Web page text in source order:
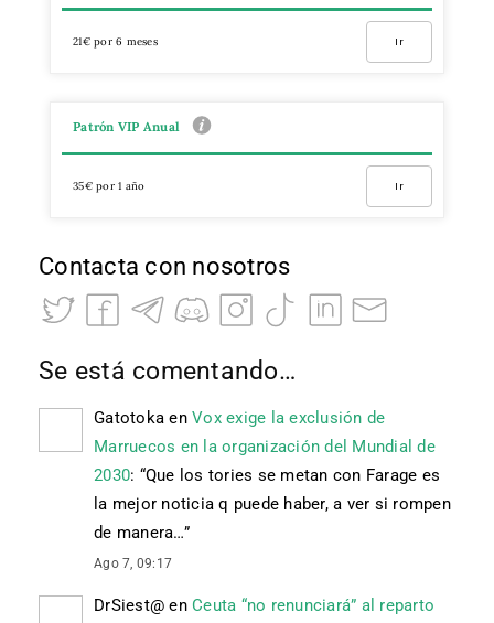
21€ por 6 meses Ir
Patrón VIP Anual
35€ por 1 año Ir
Contacta con nosotros
Se está comentando…
Gatotoka en Vox exige la exclusión de
Marruecos en la organización del Mundial de
2030: “Que los tories se metan con Farage es
la mejor noticia q puede haber, a ver si rompen
de manera…”
Ago 7, 09:17
DrSiest@ en Ceuta “no renunciará” al reparto